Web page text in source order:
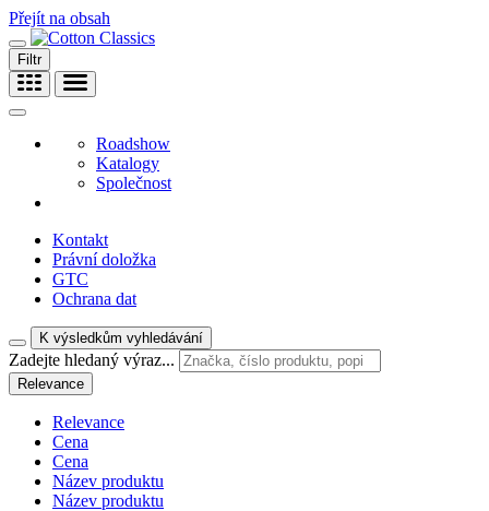
Přejít na obsah
Filtr
Roadshow
Katalogy
Společnost
Kontakt
Právní doložka
GTC
Ochrana dat
K výsledkům vyhledávání
Zadejte hledaný výraz...
Relevance
Relevance
Cena
Cena
Název produktu
Název produktu